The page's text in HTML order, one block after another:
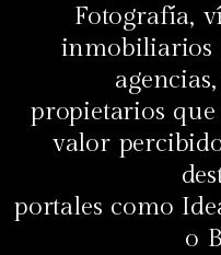
Fotografía,
inmobiliarios
propietarios
valor
portales como
o